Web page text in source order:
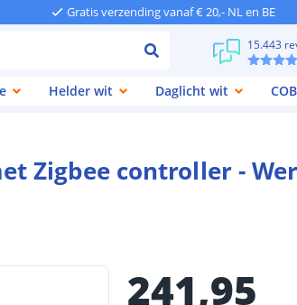
Gratis verzending vanaf € 20,- NL en BE
15.443
Helder wit Daglicht wit COB
Zigbee controller -
241,95